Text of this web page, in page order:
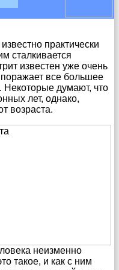
практически
сталкивается
известен уже очень
все большее
Некоторые думают, что
лет, однако,
возраста.
неизменно
такое, и как с ним